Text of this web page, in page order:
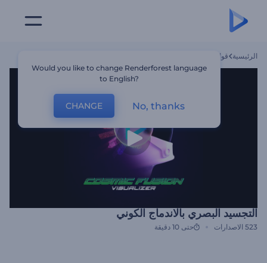
الرئيسية قوالب
التجسيد البصري بالاندماج الكوني
523 الاصدارات حتى 10 دقيقة
Would you like to change Renderforest language
to English?
CHANGE No, thanks